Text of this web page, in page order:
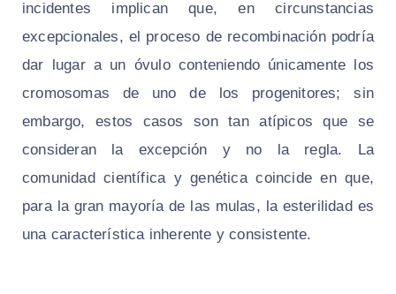
incidentes implican que, en circunstancias
excepcionales, el proceso de recombinación podría
dar lugar a un óvulo conteniendo únicamente los
cromosomas de uno de los progenitores; sin
embargo, estos casos son tan atípicos que se
consideran la excepción y no la regla. La
comunidad científica y genética coincide en que,
para la gran mayoría de las mulas, la esterilidad es
una característica inherente y consistente.